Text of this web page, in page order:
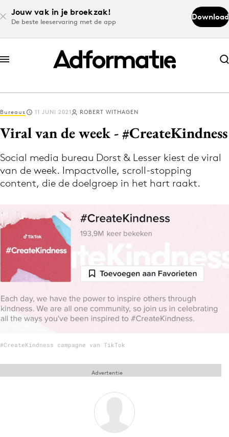
Jouw vak in je broekzak!
De beste leeservaring met de app
Download
Abonneer nu
Abonneer nu
Log in
Download de app
Volg het laatste nieuws via de Adformatie
Nieuws app
Menu
9 sept: GenAI-training
12 nov: MarketingLive!
Opleidingen
Bureaus 11 JUNI 2021 ROBERT WITHAGEN
Viral van de week - #CreateKindness
Social media bureau Dorst & Lesser kiest de viral
van de week. Impactvolle, scroll-stopping
content, die de doelgroep in het hart raakt.
#CreateKindness campagne van TikTok
Advertentie